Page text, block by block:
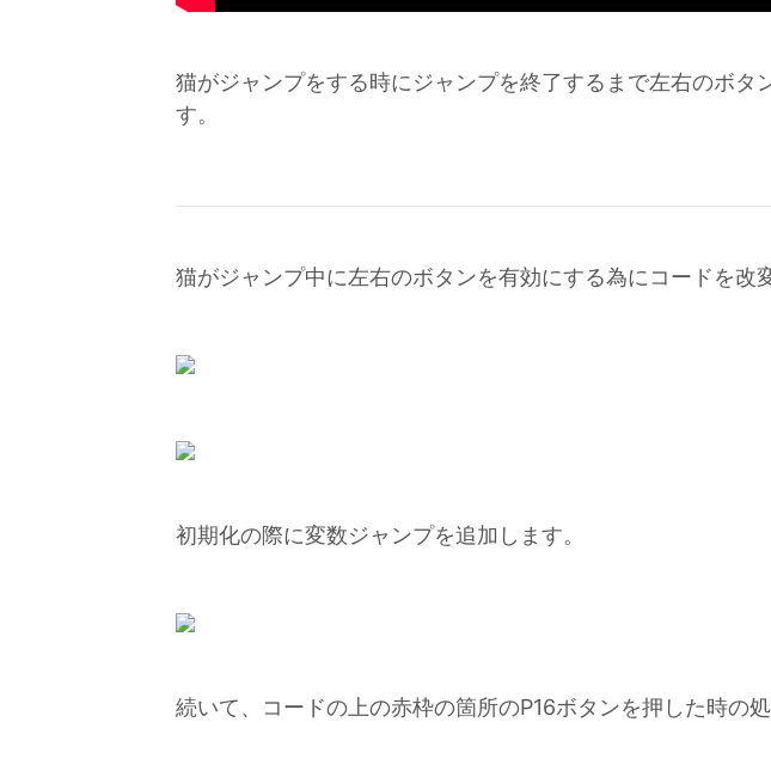
猫がジャンプをする時にジャンプを終了するまで左右のボタ
す。
猫がジャンプ中に左右のボタンを有効にする為にコードを改
初期化の際に変数ジャンプを追加します。
続いて、コードの上の赤枠の箇所のP16ボタンを押した時の処